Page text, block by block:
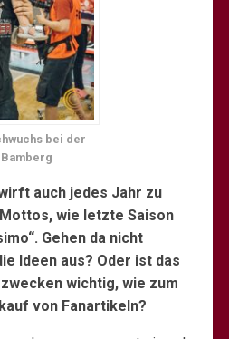
bei der
auch jedes Jahr zu
wie letzte Saison
Gehen da nicht
Ideen aus? Oder ist das
wichtig, wie zum
von Fanartikeln?